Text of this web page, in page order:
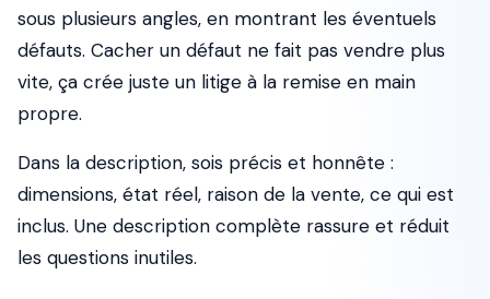
sous plusieurs angles, en montrant les éventuels
défauts. Cacher un défaut ne fait pas vendre plus
vite, ça crée juste un litige à la remise en main
propre.
Dans la description, sois précis et honnête :
dimensions, état réel, raison de la vente, ce qui est
inclus. Une description complète rassure et réduit
les questions inutiles.